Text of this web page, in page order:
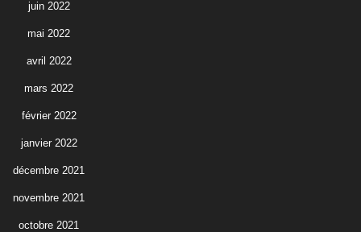
juin 2022
mai 2022
avril 2022
mars 2022
février 2022
janvier 2022
décembre 2021
novembre 2021
octobre 2021